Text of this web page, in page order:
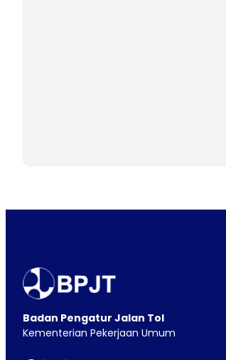
Badan Pengatur Jalan Tol
Kementerian Pekerjaan Umum